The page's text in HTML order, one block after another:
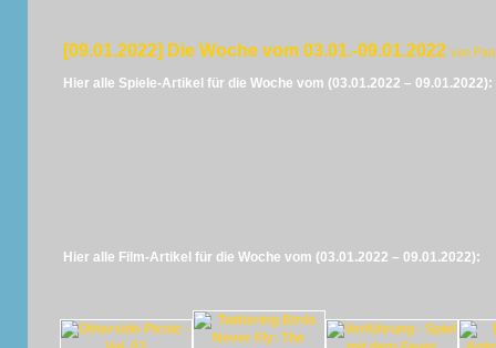
[09.01.2022] Die Woche vom 03.01.-09.01.2022 von
Hier alle Spiele-Artikel für die Woche vom (03.01.2022 – 09.01.2022):
Hier alle Film-Artikel für die Woche vom (03.01.2022 – 09.01.2022):